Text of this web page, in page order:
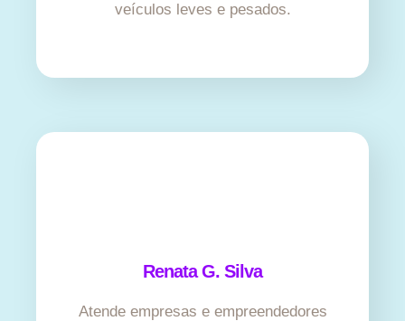
veículos leves e pesados.
Renata G. Silva
Atende empresas e empreendedores